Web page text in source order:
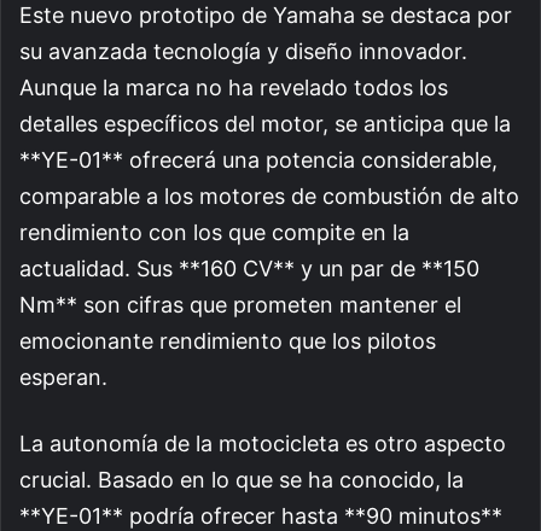
Este nuevo prototipo de Yamaha se destaca por
su avanzada tecnología y diseño innovador.
Aunque la marca no ha revelado todos los
detalles específicos del motor, se anticipa que la
**YE-01** ofrecerá una potencia considerable,
comparable a los motores de combustión de alto
rendimiento con los que compite en la
actualidad. Sus **160 CV** y un par de **150
Nm** son cifras que prometen mantener el
emocionante rendimiento que los pilotos
esperan.
La autonomía de la motocicleta es otro aspecto
crucial. Basado en lo que se ha conocido, la
**YE-01** podría ofrecer hasta **90 minutos**